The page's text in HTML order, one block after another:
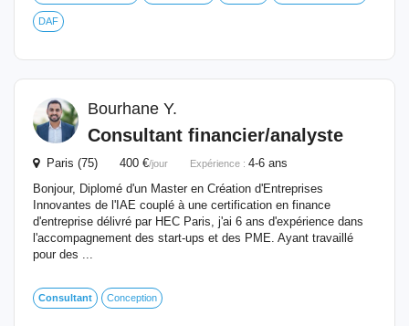
DAF
Bourhane Y.
Consultant financier/analyste
Paris (75) 400 €/jour Expérience : 4-6 ans
Bonjour, Diplomé d'un Master en Création d'Entreprises
Innovantes de l'IAE couplé à une certification en finance
d'entreprise délivré par HEC Paris, j'ai 6 ans d'expérience dans
l'accompagnement des start-ups et des PME. Ayant travaillé
pour des ...
Consultant Conception